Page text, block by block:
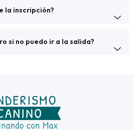
la inscripción?
si no puedo ir a la salida?